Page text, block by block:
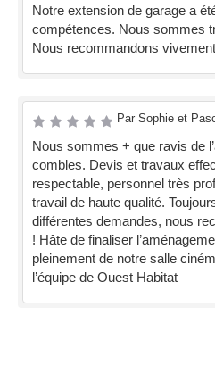
Notre extension de garage a
compétences. Nous sommes
Nous recommandons vivement
Par Sophie et
Nous sommes + que ravis de
combles. Devis et travaux
respectable, personnel très
travail de haute qualité.
différentes demandes, nous
! Hâte de finaliser
pleinement de notre salle
l’équipe de Ouest Habitat